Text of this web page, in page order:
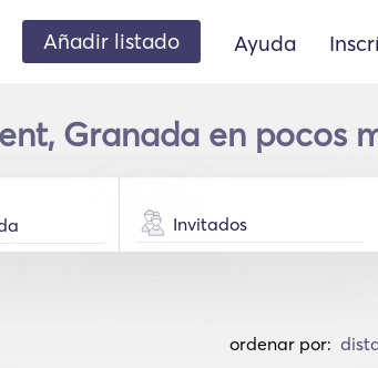
Añadir listado Ayuda
Granada en pocos
Invitados
ordenar por: